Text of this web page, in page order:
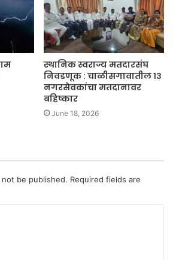
स्थानिक स्वराज्य मतदारसंघ
निवडणूक : चाळीसगावातील १३
नगरसेवकांचा मतदानावर
बहिष्कार
June 18, 2026
be published. Required fields are